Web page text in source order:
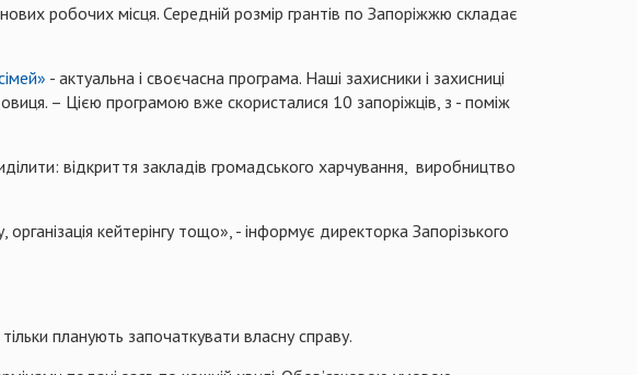
робочих місця. Середній розмір грантів по Запоріжжю складає
- актуальна і своєчасна програма. Наші захисники і захисниці
– Цією програмою вже скористалися 10 запоріжців, з - поміж
відкриття закладів громадського харчування, виробництво
кейтерінгу тощо», - інформує директорка Запорізького
планують започаткувати власну справу.